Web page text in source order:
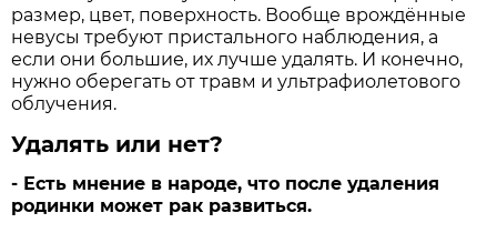
размер, цвет, поверхность. Вообще врождённые
невусы требуют пристального наблюдения, а
если они большие, их лучше удалять. И конечно,
нужно оберегать от травм и ультрафиолетового
облучения.
Удалять или нет?
- Есть мнение в народе, что после удаления
родинки может рак развиться.